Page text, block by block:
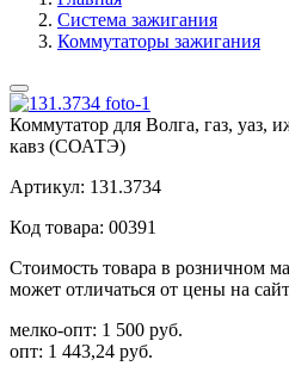
Система зажигания
Коммутаторы зажигания
Коммутатор для Волга, газ, уаз,
кавз (СОАТЭ)
Артикул: 131.3734
Код товара: 00391
Стоимость товара в розничном
может отличаться от цены на
мелко-опт: 1 500 руб.
опт: 1 443,24 руб.